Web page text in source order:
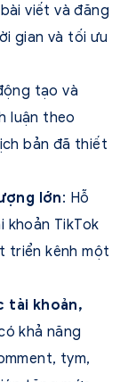
viết và đăng
gian và tối ưu
tạo và
luận theo
bản đã thiết
lớn: Hỗ
khoản TikTok
triển kênh một
tài khoản,
khả năng
tym,